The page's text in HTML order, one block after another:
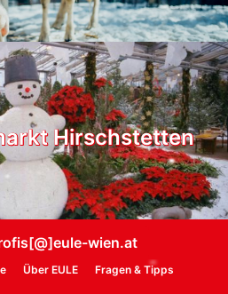
Hirschstetten
wien.at
Über EULE Fragen & Tipps